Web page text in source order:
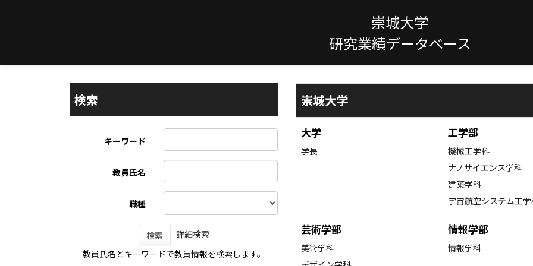
崇城大学
研究業績データベース
検索
キーワード
教員氏名
職種
検索
詳細検索
教員氏名とキーワードで教員情報を検索します。
崇城大学
大学
学長
工学部
機械工学科
ナノサイエンス学科
建築学科
宇宙航空システム工
芸術学部
美術学科
情報学部
情報学科